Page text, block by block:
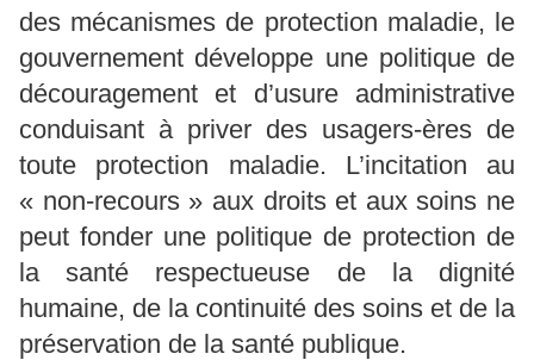
des mécanismes de protection maladie, le
gouvernement développe une politique de
découragement et d’usure administrative
conduisant à priver des usagers-ères de
toute protection maladie. L’incitation au
« non-recours » aux droits et aux soins ne
peut fonder une politique de protection de
la santé respectueuse de la dignité
humaine, de la continuité des soins et de la
préservation de la santé publique.